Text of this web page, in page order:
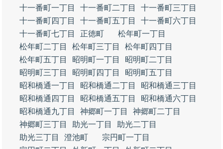
十一番町一丁目
十一番町二丁目
十一番町三丁目
十一番町四丁目
十一番町五丁目
十一番町六丁目
十一番町七丁目
正徳町
松年町一丁目
松年町二丁目
松年町三丁目
松年町四丁目
松年町五丁目
昭明町一丁目
昭明町二丁目
昭明町三丁目
昭明町四丁目
昭明町五丁目
昭和橋通一丁目
昭和橋通二丁目
昭和橋通三丁目
昭和橋通四丁目
昭和橋通五丁目
昭和橋通六丁目
昭和橋通九丁目
神郷町一丁目
神郷町二丁目
神郷町三丁目
助光一丁目
助光二丁目
助光三丁目
澄池町
宗円町一丁目